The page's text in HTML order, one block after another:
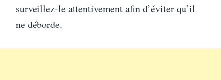
surveillez-le attentivement afin d’éviter qu’il
ne déborde.